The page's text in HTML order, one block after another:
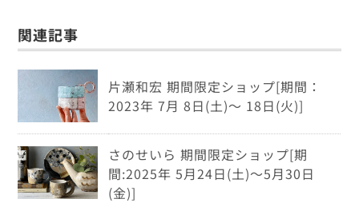
関連記事
片瀬和宏 期間限定ショップ[期間：
2023年 7月 8日(土)～ 18日(火)]
さのせいら 期間限定ショップ[期
間:2025年 5月24日(土)～5月30日
(金)]